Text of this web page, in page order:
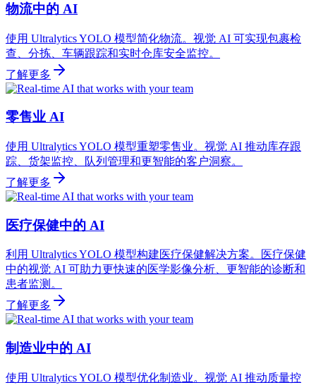
物流中的 AI
使用 Ultralytics YOLO 模型简化物流。视觉 AI 可实现包裹检
查、分拣、车辆跟踪和实时仓库安全监控。
了解更多
零售业 AI
使用 Ultralytics YOLO 模型重塑零售业。视觉 AI 推动库存跟
踪、货架监控、队列管理和更智能的客户洞察。
了解更多
医疗保健中的 AI
利用 Ultralytics YOLO 模型构建医疗保健解决方案。医疗保健
中的视觉 AI 可助力更快速的医学影像分析、更智能的诊断和
患者监测。
了解更多
制造业中的 AI
使用 Ultralytics YOLO 模型优化制造业。视觉 AI 推动质量控